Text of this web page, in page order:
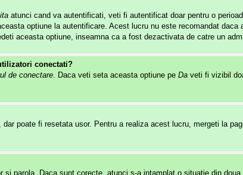
atunci cand va autentificati, veti fi autentificat doar pentru o
optiune la autentificare. Acest lucru nu este recomandat
aceasta optiune, inseamna ca a fost dezactivata de catre un
conectati?
de conectare. Daca veti seta aceasta optiune pe Da veti fi vizibil
poate fi resetata usor. Pentru a realiza acest lucru, mergeti la
parola. Daca sunt corecte, atunci s-a intamplat o situatie din